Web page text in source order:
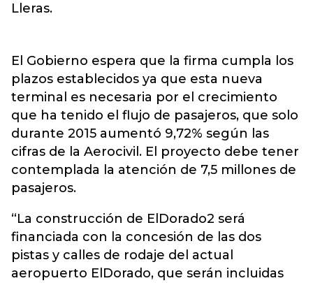
Lleras.
El Gobierno espera que la firma cumpla los
plazos establecidos ya que esta nueva
terminal es necesaria por el crecimiento
que ha tenido el flujo de pasajeros, que solo
durante 2015 aumentó 9,72% según las
cifras de la Aerocivil. El proyecto debe tener
contemplada la atención de 7,5 millones de
pasajeros.
“La construcción de ElDorado2 será
financiada con la concesión de las dos
pistas y calles de rodaje del actual
aeropuerto ElDorado, que serán incluidas